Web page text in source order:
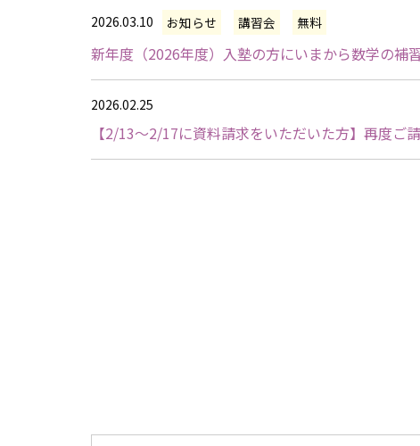
2026.03.10 お知らせ 講習会 無料
新年度（2026年度）入塾の方にいまから数学の補
2026.02.25
【2/13～2/17に資料請求をいただいた方】再度ご